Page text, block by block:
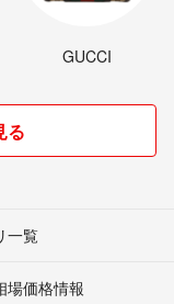
GUCCI
る
一覧
場価格情報